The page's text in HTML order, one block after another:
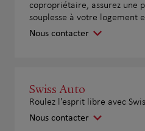
copropriétaire, assurez une
souplesse à votre logement
Nous contacter
Swiss Auto
Roulez l'esprit libre avec
Nous contacter